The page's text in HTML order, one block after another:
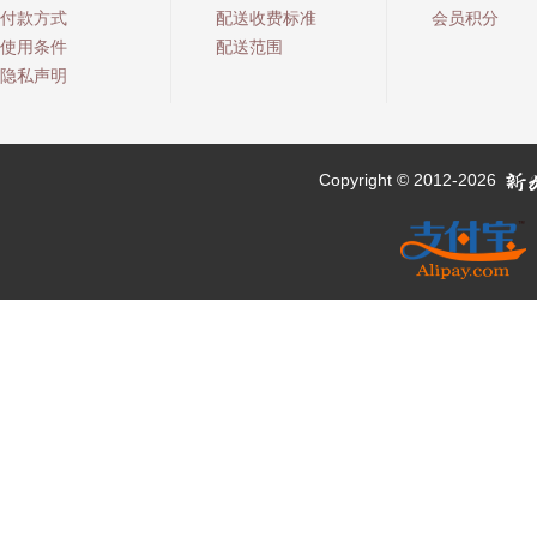
付款方式
使用条件
隐私声明
配送收费标准
配送范围
会员积分
Copyright © 2012-2026